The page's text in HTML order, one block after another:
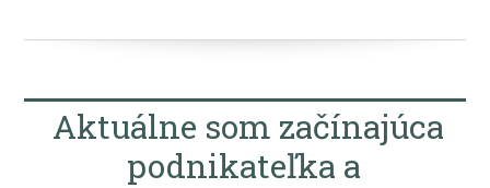
Aktuálne som začínajúca
podnikateľka a